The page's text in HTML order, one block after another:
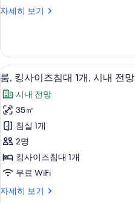
망
사
진
모
두
보
기
내
(Saint
Clair)
자
세
히
보
기
개,
내
전
망
사
진
모
두
보
기
자세히 보기
룸,
즈
침
대
2
개,
시
내
전
망
자
세
히
기
룸,
킹
사
이
즈
침
대
개,
5
룸, 킹사이즈침대 1개, 시내 전망
시내 전망
35㎡
침실 1개
2명
킹사이즈침대 1개
무료 WiFi
자세히 보기
룸,